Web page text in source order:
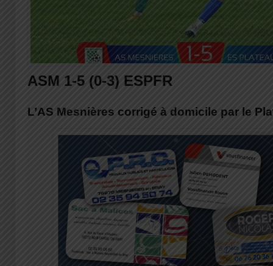
ASM 1-5 (0-3) ESPFR
L’AS Mesnières corrigé à domicile par le